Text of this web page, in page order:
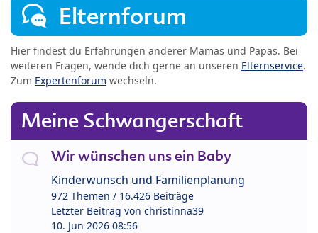
Elternforum
Hier findest du Erfahrungen anderer Mamas und Papas. Bei
weiteren Fragen, wende dich gerne an unseren Elternservice.
Zum Expertenforum wechseln.
Meine Schwangerschaft
Wir wünschen uns ein Baby
Kinderwunsch und Familienplanung
972 Themen / 16.426 Beiträge
Letzter Beitrag von christinna39
10. Jun 2026 08:56